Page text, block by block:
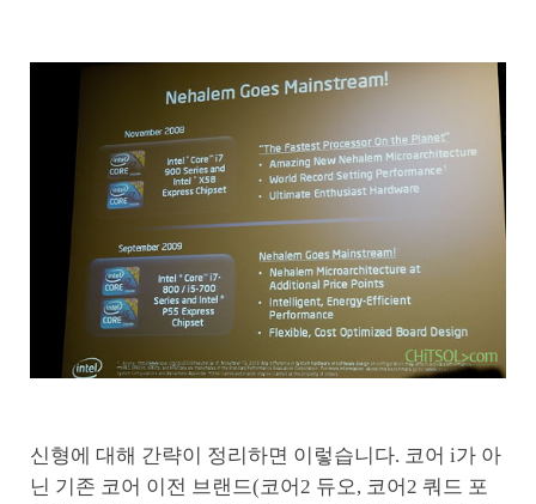
신형에 대해 간략이 정리하면 이렇습니다. 코어 i가 아
닌 기존 코어 이전 브랜드(코어2 듀오, 코어2 쿼드 포